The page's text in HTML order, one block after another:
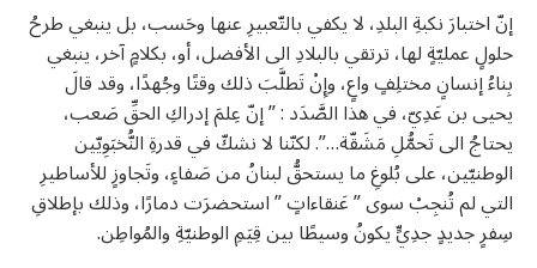
إنّ اختبارَ نكبةِ البلدِ، لا يكفي بالتّعبيرِ عنها وحَسب، بل ينبغي طرحُ
حلولٍ عمليّةٍ لها، ترتقي بالبلادِ الى الأفضل، أو، بكلامٍ آخر، ينبغي
بِناءُ إنسانٍ مختلِفٍ واعٍ، وإِنْ تَطلَّبَ ذلك وقتًا وجُهدًا، وقد قالَ
يحيى بن عَدِيّ، في هذا الصَّدَد : ” إنّ عِلمَ إدراكِ الحقِّ صَعب،
يحتاجُ الى تَحمُّلِ مَشَقّة…”. لكنّنا لا نشكّ في قدرةِ النُّخبَوِيّين
الوطنيّين، على بُلوغِ ما يستحقُّ لبنانُ من صَفاءٍ، وتَجاوزٍ للأساطيرِ
التي لم تُنجِبْ سوى ” عَنقاءاتٍ ” استحضرَت دمارًا، وذلك بإطلاقِ
سِفرٍ جديدٍ جدِيٍّ يكونُ وسيطًا بين قِيَمِ الوطنيّةِ والمُواطِن.